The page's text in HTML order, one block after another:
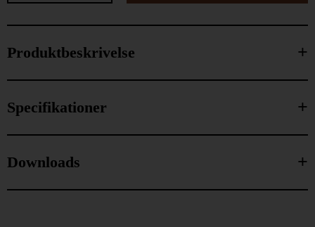
Produktbeskrivelse
Specifikationer
Downloads